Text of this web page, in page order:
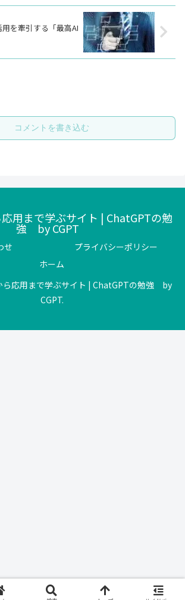
を牽引する「最高AI
コメントを書き込む
用まで学ぶサイト | ChatGPTの勉
強 by CGPT
せ
プライバシーポリシー
ホーム
ら応用まで学ぶサイト | ChatGPTの勉強 by
CGPT.